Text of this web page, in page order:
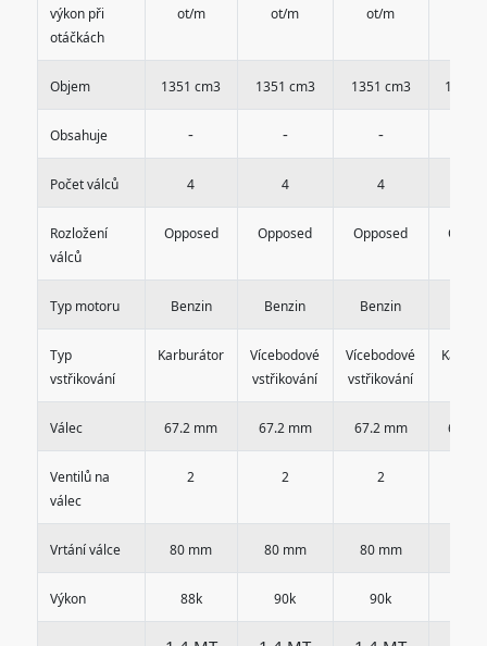
výkon při
otáčkách
ot/m
ot/m
ot/m
Objem 1351 cm3 1351 cm3 1351 cm3 1490
Obsahuje - - -
Počet válců 4 4 4
Rozložení
válců
Opposed Opposed Opposed
Typ motoru Benzin Benzin Benzin
Typ
vstřikování
Karburátor
Vícebodové
vstřikování
Vícebodové
vstřikování
Válec 67.2 mm 67.2 mm 67.2 mm 67.2
Ventilů na
válec
2 2 2
Vrtání válce 80 mm 80 mm 80 mm
Výkon 88k 90k 90k